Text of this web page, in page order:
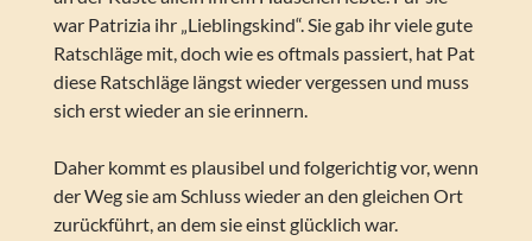
war Patrizia ihr „Lieblingskind“. Sie gab ihr viele gute
Ratschläge mit, doch wie es oftmals passiert, hat Pat
diese Ratschläge längst wieder vergessen und muss
sich erst wieder an sie erinnern.
Daher kommt es plausibel und folgerichtig vor, wenn
der Weg sie am Schluss wieder an den gleichen Ort
zurückführt, an dem sie einst glücklich war.